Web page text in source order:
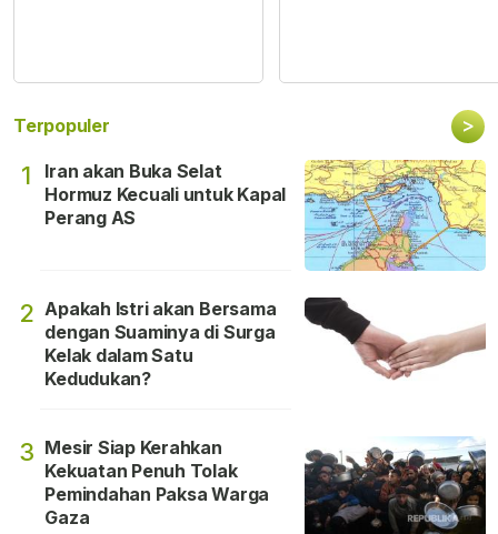
Terpopuler >
1
Iran akan Buka Selat
Hormuz Kecuali untuk Kapal
Perang AS
2 Apakah Istri akan Bersama
dengan Suaminya di Surga
Kelak dalam Satu
Kedudukan?
3 Mesir Siap Kerahkan
Kekuatan Penuh Tolak
Pemindahan Paksa Warga
Gaza